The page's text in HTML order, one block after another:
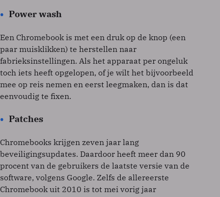
Power wash
Een Chromebook is met een druk op de knop (een
paar muisklikken) te herstellen naar
fabrieksinstellingen. Als het apparaat per ongeluk
toch iets heeft opgelopen, of je wilt het bijvoorbeeld
mee op reis nemen en eerst leegmaken, dan is dat
eenvoudig te fixen.
Patches
Chromebooks krijgen zeven jaar lang
beveiligingsupdates. Daardoor heeft meer dan 90
procent van de gebruikers de laatste versie van de
software, volgens Google. Zelfs de allereerste
Chromebook uit 2010 is tot mei vorig jaar